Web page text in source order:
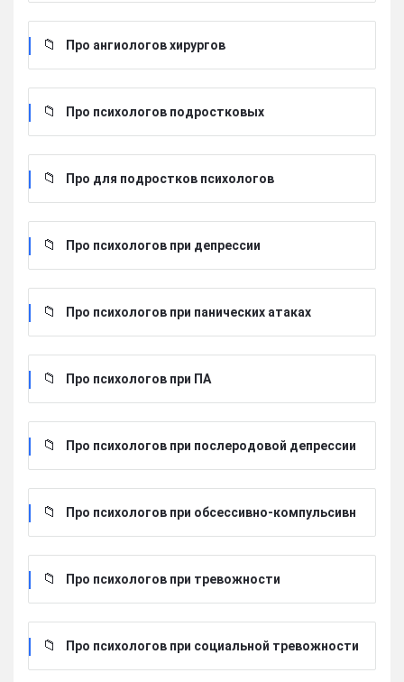
Про ангиологов хирургов
Про психологов подростковых
Про для подростков психологов
Про психологов при депрессии
Про психологов при панических атаках
Про психологов при ПА
Про психологов при послеродовой депрессии
Про психологов при обсессивно-компульсивн
Про психологов при тревожности
Про психологов при социальной тревожности